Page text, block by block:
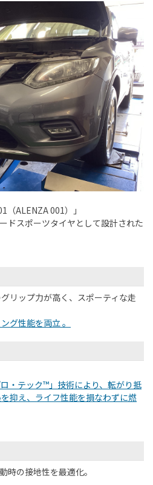
（ALENZA 001）」
ドスポーツタイヤ として設計された
リップ力が高く、スポーティな走
グ性能を両立 。
・テック™」技術により、転がり抵
抑え、ライフ性能を損なわずに燃
時の接地性を最適化。